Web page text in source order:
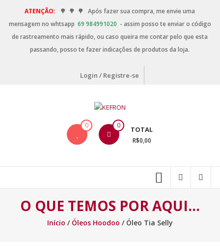
ATENÇÃO: 🌳 🌳 🌳 Após fazer sua compra, me envie uma
mensagem no whtsapp 69 984991020 - assim posso te enviar o código
de rastreamento mais rápido, ou caso queira me contar pelo que esta
passando, posso te fazer indicações de produtos da loja.
Login / Registre-se
0 0 TOTAL
R$0,00
O QUE TEMOS POR AQUI…
Início / Óleos Hoodoo / Óleo Tia Selly